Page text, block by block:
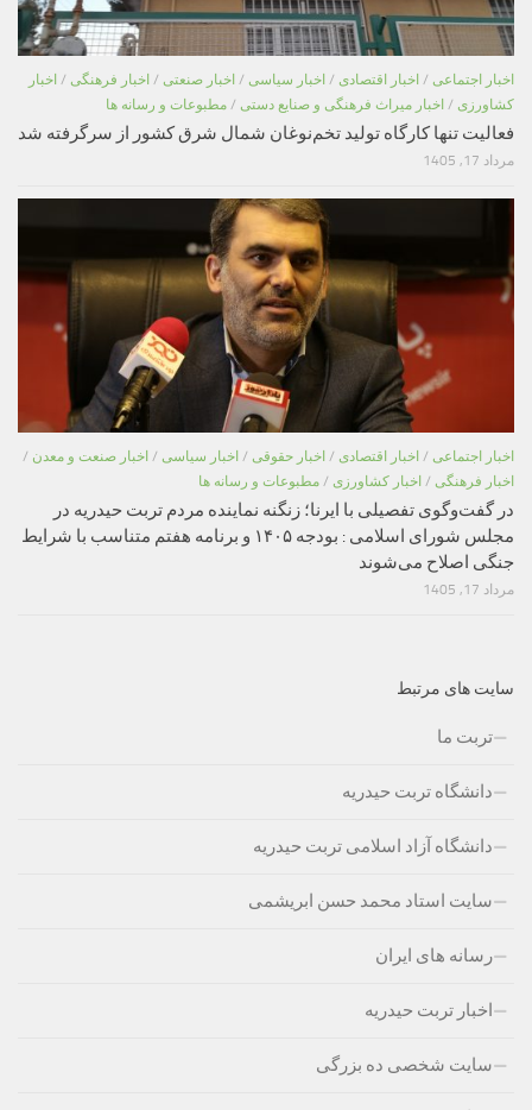
اخبار اجتماعی / اخبار اقتصادی / اخبار سیاسی / اخبار صنعتی / اخبار فرهنگی / اخبار
کشاورزی / اخبار میراث فرهنگی و صنایع دستی / مطبوعات و رسانه ها
فعالیت تنها کارگاه تولید تخم‌نوغان شمال شرق کشور از سرگرفته شد
مرداد 17, 1405
اخبار اجتماعی / اخبار اقتصادی / اخبار حقوقی / اخبار سیاسی / اخبار صنعت و معدن /
اخبار فرهنگی / اخبار کشاورزی / مطبوعات و رسانه ها
در گفت‌وگوی تفصیلی با ایرنا؛ زنگنه نماینده مردم تربت حیدریه در
مجلس شورای اسلامی : بودجه ۱۴۰۵ و برنامه هفتم متناسب با شرایط
جنگی اصلاح می‌شوند
مرداد 17, 1405
سایت های مرتبط
تربت ما
دانشگاه تربت حیدریه
دانشگاه آزاد اسلامی تربت حیدریه
سایت استاد محمد حسن ابریشمی
رسانه های ایران
اخبار تربت حیدریه
سایت شخصی ده بزرگی